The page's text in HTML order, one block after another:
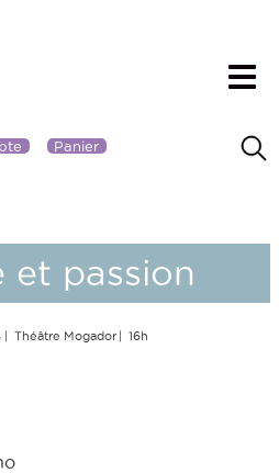
Panier
et passion
Théâtre Mogador 16h